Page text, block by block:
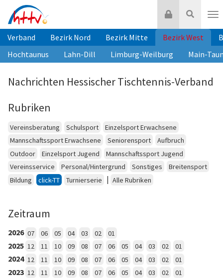
Inhalt
springen
Suche
Login
Verband Bezirk Nord Bezirk Mitte Bezirk West
Hochtaunus
Lahn-Dill Limburg-Weilburg Main-
Nachrichten Hessischer Tischtennis-Verband
Rubriken
Vereinsberatung Schulsport
Einzelsport Erwachsene
Mannschaftssport Erwachsene
Seniorensport
Aufbruch
Outdoor
Einzelsport Jugend
Mannschaftssport Jugend
Vereinsservice
Personal/Hintergrund Sonstiges
Breitensport
Bildung
click-TT Turnierserie | Alle Rubriken
Zeitraum
2026 07 06 05 04 03 02 01
2025 12 11 10 09 08 07 06 05 04 03 02 01
2024 12 11 10 09 08 07 06 05 04 03 02 01
2023 12 11 10 09 08 07 06 05 04 03 02
01